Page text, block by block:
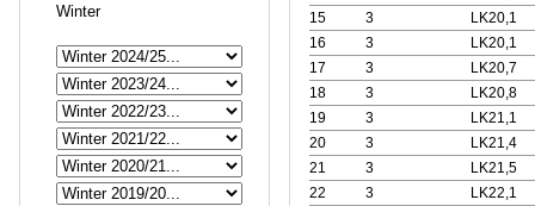
Winter
15
3
LK20,1
16
3
LK20,1
17
3
LK20,7
18
3
LK20,8
19
3
LK21,1
20
3
LK21,4
21
3
LK21,5
22
3
LK22,1